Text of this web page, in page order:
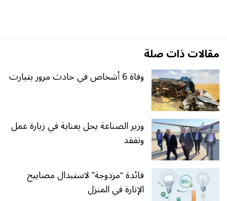
مقالات ذات صلة
وفاة 6 أشخاص في حادث مرور بتيارت
وزير الصناعة يحل بعنابة في زيارة عمل
وتفقد
فائدة “مزدوجة” لاستبدال مصابيح
الإنارة في المنزل